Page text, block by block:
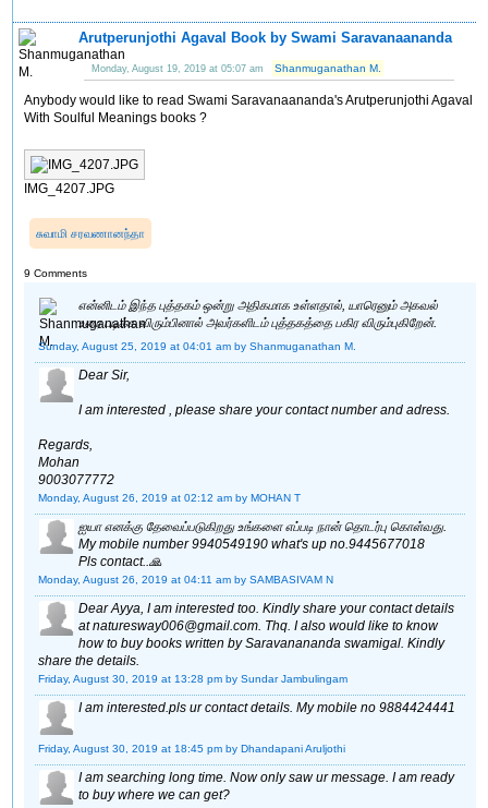
Arutperunjothi Agaval Book by Swami Saravanaananda
Monday, August 19, 2019 at 05:07 am Shanmuganathan M.
Anybody would like to read Swami Saravanaananda's Arutperunjothi Agaval
With Soulful Meanings books ?
IMG_4207.JPG
சுவாமி சரவணானந்தா
9 Comments
என்னிடம் இந்த புத்தகம் ஒன்று அதிகமாக உள்ளதால், யாரெனும் அகவல்
உரை படிக்க விரும்பினால் அவர்களிடம் புத்தகத்தை பகிர விரும்புகிறேன்.
Sunday, August 25, 2019 at 04:01 am by Shanmuganathan M.
Dear Sir,
I am interested , please share your contact number and adress.
Regards,
Mohan
9003077772
Monday, August 26, 2019 at 02:12 am by MOHAN T
ஐயா எனக்கு தேவைப்படுகிறது உங்களை எப்படி நான் தொடர்பு கொள்வது.
My mobile number 9940549190 what's up no.9445677018
Pls contact..🙏
Monday, August 26, 2019 at 04:11 am by SAMBASIVAM N
Dear Ayya, I am interested too. Kindly share your contact details
at naturesway006@gmail.com. Thq. I also would like to know
how to buy books written by Saravanananda swamigal. Kindly
share the details.
Friday, August 30, 2019 at 13:28 pm by Sundar Jambulingam
I am interested.pls ur contact details. My mobile no 9884424441
Friday, August 30, 2019 at 18:45 pm by Dhandapani Aruljothi
I am searching long time. Now only saw ur message. I am ready
to buy where we can get?